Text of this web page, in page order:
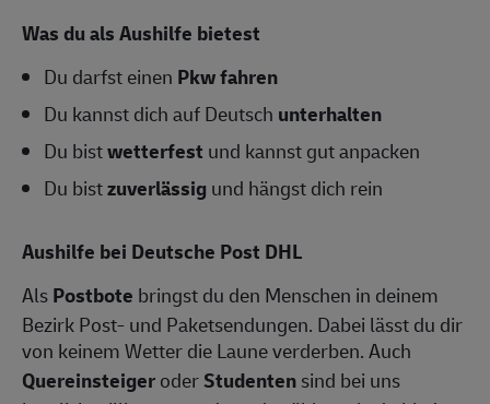
Was du als Aushilfe bietest
Du darfst einen Pkw fahren
Du kannst dich auf Deutsch unterhalten
Du bistwetterfest und kannst gut anpacken
Du bistzuverlässigund hängst dich rein
Aushilfe bei Deutsche Post DHL
AlsPostbote bringst du den Menschen in deinem
Bezirk Post- und Paketsendungen. Dabei lässt du dir
von keinem Wetter die Laune verderben. Auch
QuereinsteigeroderStudentensind bei uns